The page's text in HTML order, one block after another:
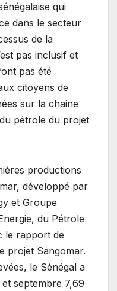
qui
dans le secteur
de la
pas inclusif et
pas été
citoyens de
sur la chaine
pétrole du projet
productions
développé par
et Groupe
du Pétrole
le rapport de
projet Sangomar.
le Sénégal a
septembre 7,69